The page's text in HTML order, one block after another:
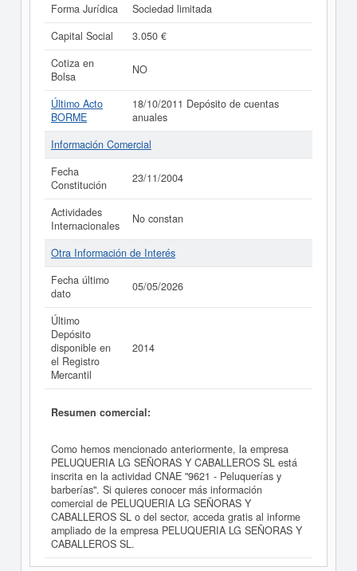
Forma Jurídica
Sociedad limitada
Capital Social
3.050 €
Cotiza en
Bolsa
NO
Último Acto
BORME
18/10/2011 Depósito de cuentas
anuales
Información Comercial
Fecha
Constitución
23/11/2004
Actividades
Internacionales
No constan
Otra Información de Interés
Fecha último
dato
05/05/2026
Último
Depósito
disponible en
el Registro
Mercantil
2014
Resumen comercial:
Como hemos mencionado anteriormente, la empresa
PELUQUERIA LG SEÑORAS Y CABALLEROS SL está
inscrita en la actividad CNAE "9621 - Peluquerías y
barberías". Si quieres conocer más información
comercial de PELUQUERIA LG SEÑORAS Y
CABALLEROS SL o del sector, acceda gratis al informe
ampliado de la empresa PELUQUERIA LG SEÑORAS Y
CABALLEROS SL.